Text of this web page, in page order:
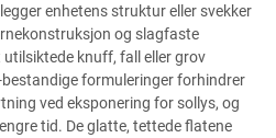
enhetens struktur eller svekker
og slagfaste
knuff, fall eller grov
formuleringer forhindrer
ved eksponering for sollys, og
tid. De glatte, tettede flatene